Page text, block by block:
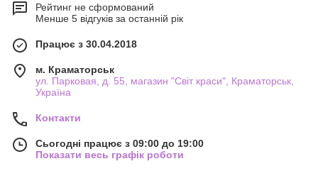
Рейтинг не сформований
Менше 5 відгуків за останній рік
Працює з 30.04.2018
м. Краматорськ
ул. Парковая, д. 55, магазин "Світ краси", Краматорськ,
Україна
Контакти
Сьогодні працює з 09:00 до 19:00
Показати весь графік роботи